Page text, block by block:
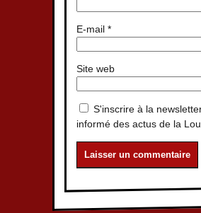
E-mail *
Site web
S'inscrire à la
informé des actus de la